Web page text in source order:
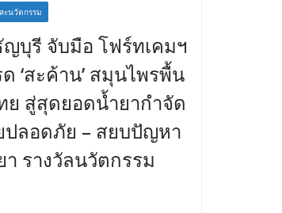
ะนวัตกรรม
บุรี จับมือ โฟร์ทเคมฯ
ด ‘สะค้าน’ สมุนไพรพื้น
ย สู่สุดยอดน้ำยากำจัด
ปลอดภัย – สยบปัญหา
า รางวัลนวัตกรรม